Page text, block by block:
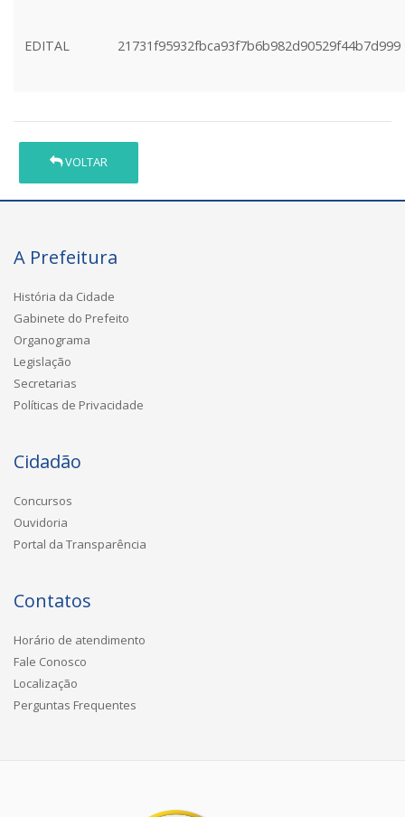
EDITAL 21731f95932fbca93f7b6b982d90529f44b7d999
VOLTAR
A Prefeitura
História da Cidade
Gabinete do Prefeito
Organograma
Legislação
Secretarias
Políticas de Privacidade
Cidadão
Concursos
Ouvidoria
Portal da Transparência
Contatos
Horário de atendimento
Fale Conosco
Localização
Perguntas Frequentes